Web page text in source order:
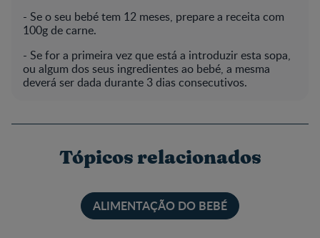
-­ Se o seu bebé tem 12 meses, prepare a receita com
100g de carne.
-­ Se for a primeira vez que está a introduzir esta sopa,
ou algum dos seus ingredientes ao bebé, a mesma
deverá ser dada durante 3 dias consecutivos.
Tópicos relacionados
ALIMENTAÇÃO DO BEBÉ